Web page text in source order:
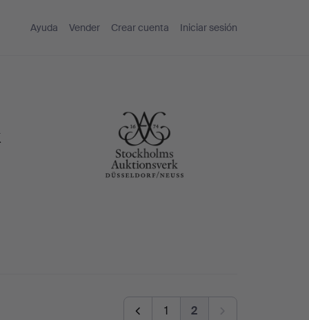
Ayuda Vender Crear cuenta Iniciar sesión
1 2